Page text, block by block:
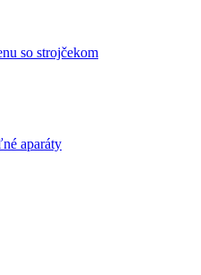
so strojčekom
aparáty